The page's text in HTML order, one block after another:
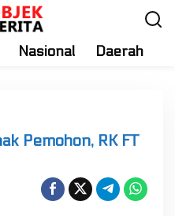
Nasional Daerah
Pemohon, RK FT